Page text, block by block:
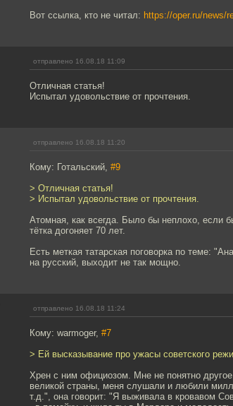
Вот ссылка, кто не читал: https://oper.ru/news/
отправлено 16.08.18 11:09
Отличная статья!
Испытал удовольствие от прочтения.
отправлено 16.08.18 11:20
Кому: Готальский, #9
> Отличная статья!
> Испытал удовольствие от прочтения.
Атомная, как всегда. Было бы неплохо, если
тётка догоняет 70 лет.
Есть меткая татарская поговорка по теме:
на русский, выходит не так мощно.
отправлено 16.08.18 11:24
Кому: warmoger, #7
> Ей высказывание про ужасы советского
Хрен с ним официозом. Мне не понятно
великой страны, меня слушали и любили
т.д.", она говорит: "Я выживала в кровавом